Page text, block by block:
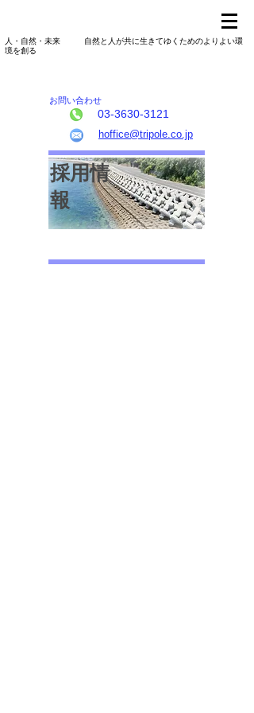
人・自然・未来 自然と人が共に生きてゆくためのよりよい環
境を創る
​お問い合わせ
03-3630-3121
hoffice@tripole.co.jp
採用情
報